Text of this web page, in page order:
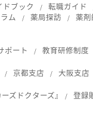
ブック 転職ガイド
ム 薬局探訪
薬
ポート 教育研修制度
京都支店 大阪支店
ズドクターズ』
登録